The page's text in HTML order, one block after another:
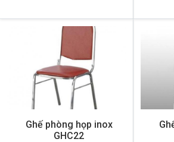
Ghế phòng họp inox
GHC22